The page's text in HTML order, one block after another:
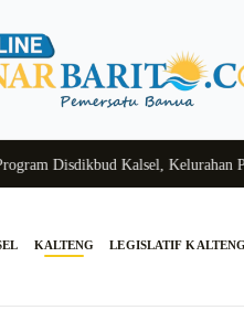
Disdikbud Kalsel, Kelurahan
KALTENG LEGISLATIF